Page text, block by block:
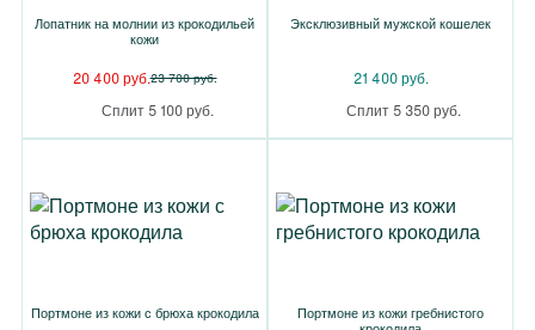
Лопатник на молнии из крокодильей
кожи
20 400 руб.23 700 руб.
Сплит 5 100 руб.
Эксклюзивный мужской кошелек
21 400 руб.
Сплит 5 350 руб.
Портмоне из кожи с брюха крокодила
Портмоне из кожи гребнистого